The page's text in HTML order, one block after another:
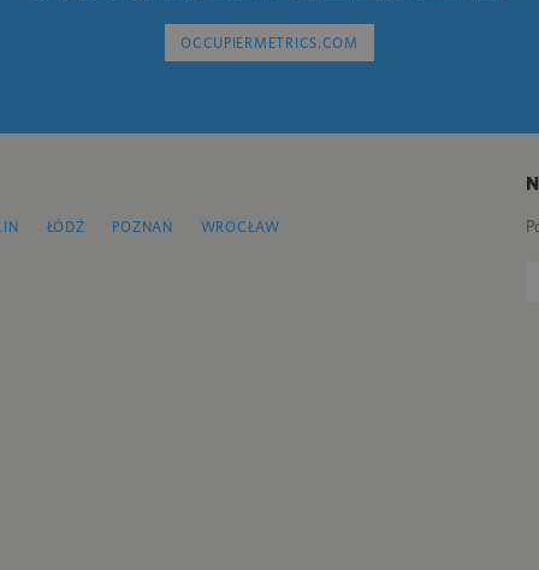
OCCUPIERMETRICS.COM
ŁÓDŹ POZNAŃ WROCŁAW